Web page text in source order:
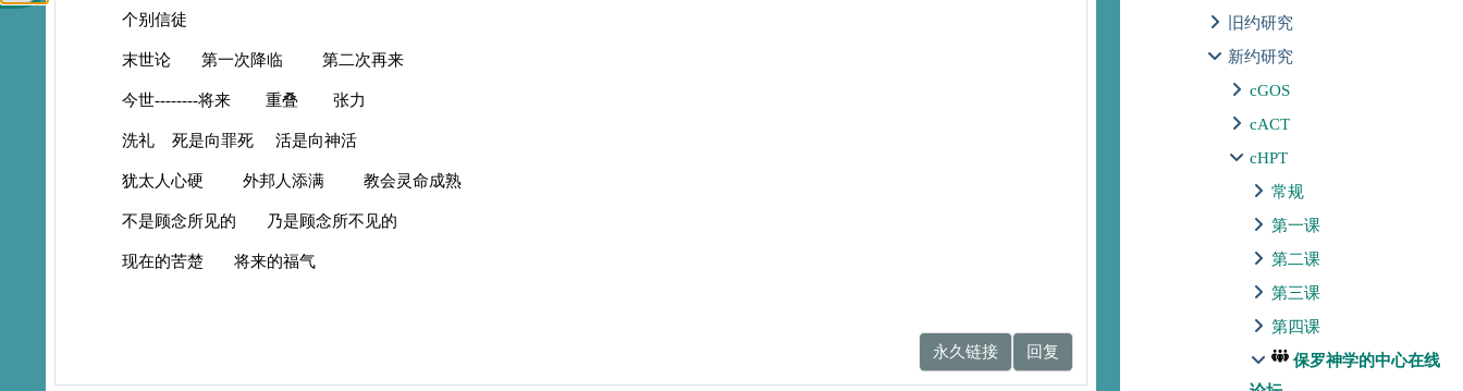
旧约研究
新约研究
cGOS
cACT
cHPT
常规
第一课
第二课
第三课
第四课
保罗神学的中心在线
个别信徒
末世论 第一次降临 第二次再来
今世--------将来 重叠 张力
洗礼 死是向罪死 活是向神活
犹太人心硬 外邦人添满 教会灵命成熟
不是顾念所见的 乃是顾念所不见的
现在的苦楚 将来的福气
永久链接 回复